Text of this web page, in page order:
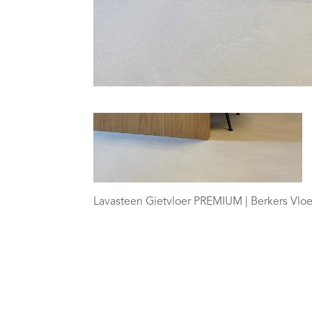
Lavasteen Gietvloer PREMIUM | Berkers